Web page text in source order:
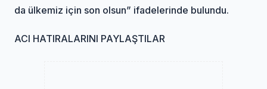
da ülkemiz için son olsun” ifadelerinde bulundu.
ACI HATIRALARINI PAYLAŞTILAR